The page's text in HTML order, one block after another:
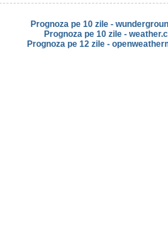
Prognoza pe 10 zile -
Prognoza pe 10 zile -
Prognoza pe 12 zile -